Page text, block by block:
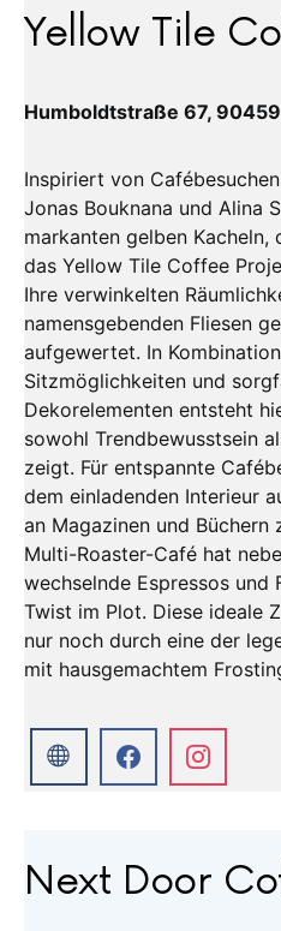
Yellow Tile
Humboldtstraße 67,
Inspiriert von
Jonas Bouknana und Alina
markanten gelben Kacheln,
das Yellow Tile Coffee
Ihre verwinkelten
namensgebenden Fliesen
aufgewertet. In
Sitzmöglichkeiten und
Dekorelementen entsteht
sowohl Trendbewusstsein
zeigt. Für entspannte
dem einladenden Interieur
an Magazinen und Büchern
Multi-Roaster-Café hat
wechselnde Espressos und
Twist im Plot. Diese ideale
nur noch durch eine der
mit hausgemachtem
Next Door